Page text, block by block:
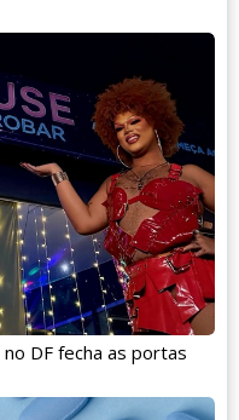
DF fecha as portas